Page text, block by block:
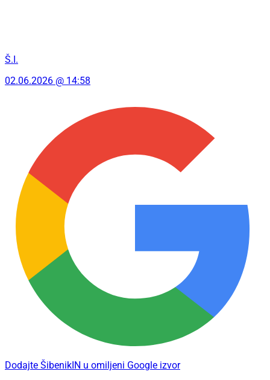
Š.I.
02.06.2026 @ 14:58
Dodajte ŠibenikIN u omiljeni Google izvor